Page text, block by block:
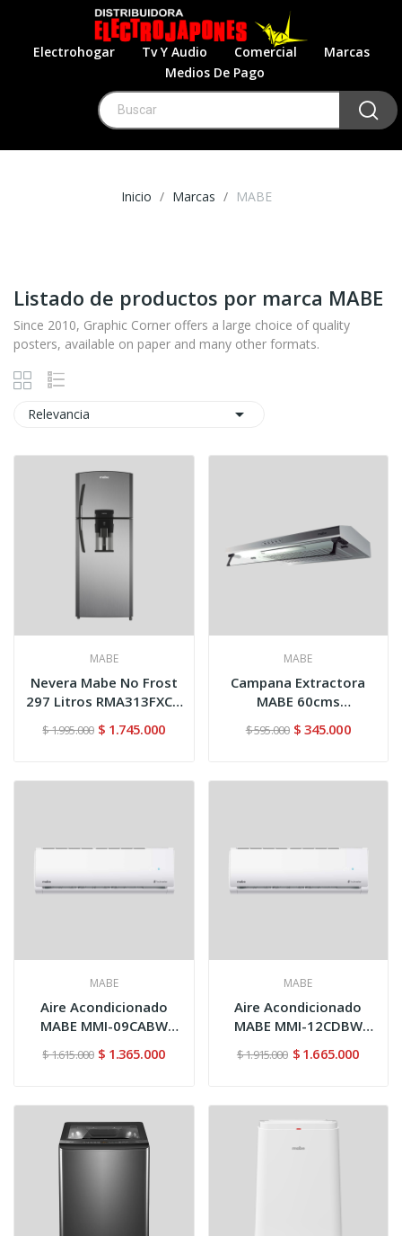
Electrohogar Tv Y Audio Comercial
Marcas
Medios De Pago
Inicio Marcas MABE
Listado de productos por marca MABE
Since 2010, Graphic Corner offers a large choice of quality
posters, available on paper and many other formats.
Relevancia 
MABE
Nevera Mabe No Frost
297 Litros RMA313FXCT
$ 1.995.000 $ 1.745.000
MABE
Campana Extractora
MABE 60cms
$ 595.000 $ 345.000
MABE
Aire Acondicionado
MABE MMI-09CABW
9000 BTU...
$ 1.615.000 $ 1.365.000
MABE
Aire Acondicionado
MABE MMI-12CDBW
12000 BTU...
$ 1.915.000 $ 1.665.000